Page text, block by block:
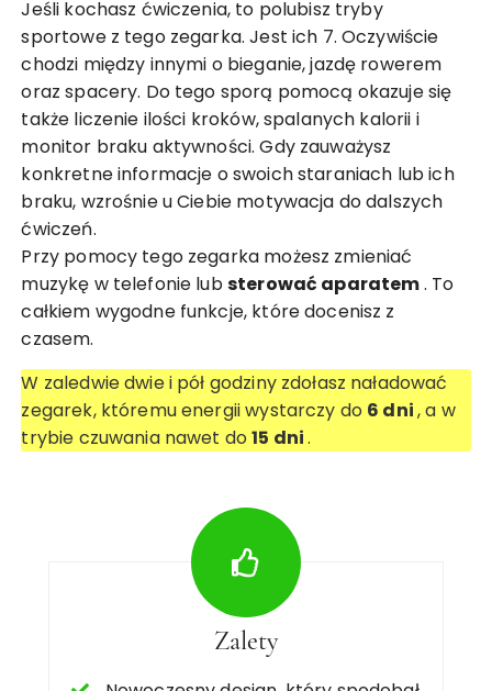
Jeśli kochasz ćwiczenia, to polubisz tryby
sportowe z tego zegarka. Jest ich 7. Oczywiście
chodzi między innymi o bieganie, jazdę rowerem
oraz spacery. Do tego sporą pomocą okazuje się
także liczenie ilości kroków, spalanych kalorii i
monitor braku aktywności. Gdy zauważysz
konkretne informacje o swoich staraniach lub ich
braku, wzrośnie u Ciebie motywacja do dalszych
ćwiczeń.
Przy pomocy tego zegarka możesz zmieniać
muzykę w telefonie lubsterować aparatem. To
całkiem wygodne funkcje, które docenisz z
czasem.
W zaledwie dwie i pół godziny zdołasz naładować
zegarek, któremu energii wystarczy do 6 dni, a w
trybie czuwania nawet do15 dni.
Zalety